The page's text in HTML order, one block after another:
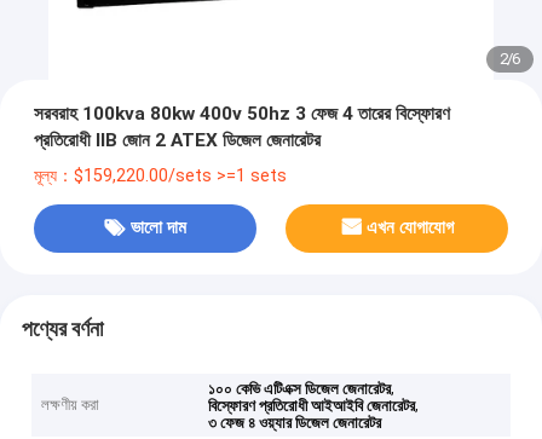
2/6
সরবরাহ 100kva 80kw 400v 50hz 3 ফেজ 4 তারের বিস্ফোরণ
প্রতিরোধী IIB জোন 2 ATEX ডিজেল জেনারেটর
মূল্য：$159,220.00/sets >=1 sets
ভালো দাম এখন যোগাযোগ
পণ্যের বর্ণনা
লক্ষণীয় করা
১০০ কেভি এটিএক্স ডিজেল জেনারেটর,
বিস্ফোরণ প্রতিরোধী আইআইবি জেনারেটর,
৩ ফেজ ৪ ওয়্যার ডিজেল জেনারেটর